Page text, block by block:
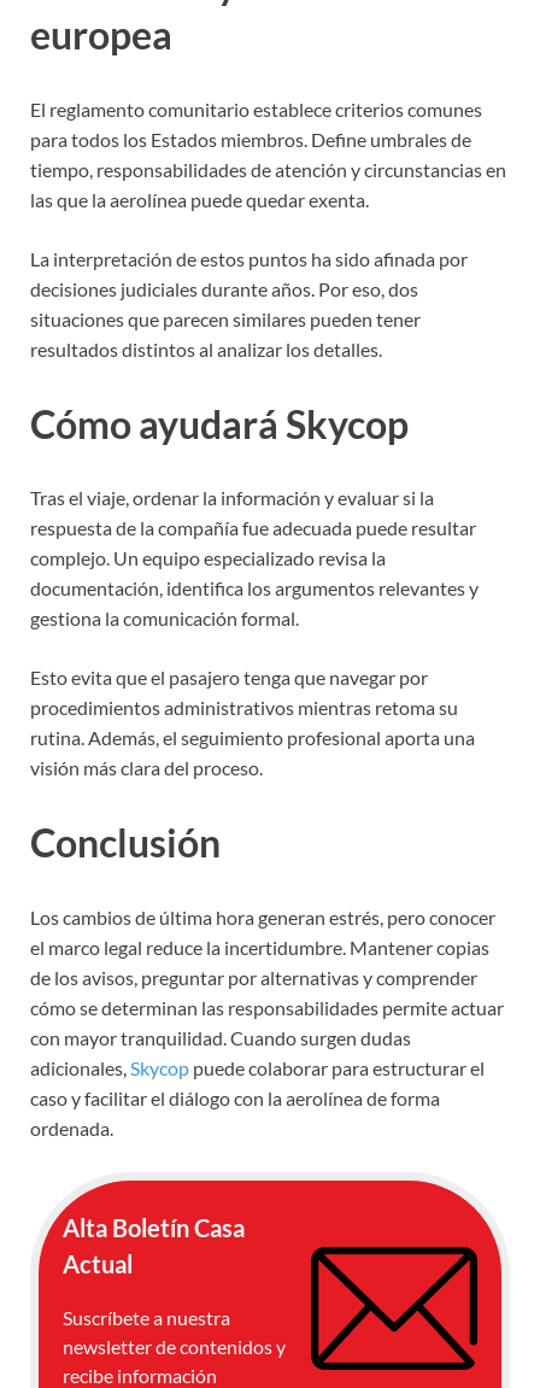
europea
El reglamento comunitario establece criterios comunes
para todos los Estados miembros. Define umbrales de
tiempo, responsabilidades de atención y circunstancias en
las que la aerolínea puede quedar exenta.
La interpretación de estos puntos ha sido afinada por
decisiones judiciales durante años. Por eso, dos
situaciones que parecen similares pueden tener
resultados distintos al analizar los detalles.
Cómo ayudará Skycop
Tras el viaje, ordenar la información y evaluar si la
respuesta de la compañía fue adecuada puede resultar
complejo. Un equipo especializado revisa la
documentación, identifica los argumentos relevantes y
gestiona la comunicación formal.
Esto evita que el pasajero tenga que navegar por
procedimientos administrativos mientras retoma su
rutina. Además, el seguimiento profesional aporta una
visión más clara del proceso.
Conclusión
Los cambios de última hora generan estrés, pero conocer
el marco legal reduce la incertidumbre. Mantener copias
de los avisos, preguntar por alternativas y comprender
cómo se determinan las responsabilidades permite actuar
con mayor tranquilidad. Cuando surgen dudas
adicionales,Skycop puede colaborar para estructurar el
caso y facilitar el diálogo con la aerolínea de forma
ordenada.
Alta Boletín Casa
Actual
Suscríbete a nuestra
newsletter de contenidos y
recibe información